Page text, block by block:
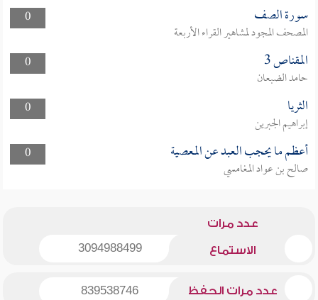
0
سورة الصف
المصحف المجود لمشاهير القراء الأربعة
0
المقناص 3
حامد الضبعان
0
الثريا
إبراهيم الجبرين
0
أعظم ما يحجب العبد عن المعصية
صالح بن عواد المغامسي
عدد مرات
الاستماع 3094988499
عدد مرات الحفظ 839538746